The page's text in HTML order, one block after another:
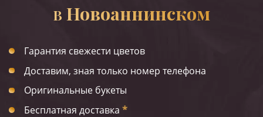
В Новоаннинском
Гарантия свежести цветов
Доставим, зная только номер телефона
Оригинальные букеты
Бесплатная доставка *